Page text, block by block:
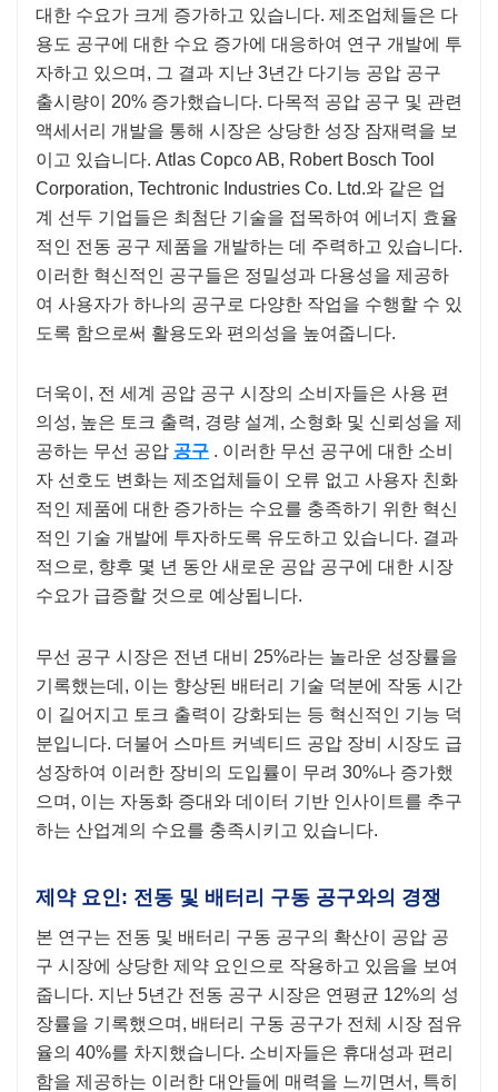
대한 수요가 크게 증가하고 있습니다. 제조업체들은 다
용도 공구에 대한 수요 증가에 대응하여 연구 개발에 투
자하고 있으며, 그 결과 지난 3년간 다기능 공압 공구
출시량이 20% 증가했습니다. 다목적 공압 공구 및 관련
액세서리 개발을 통해 시장은 상당한 성장 잠재력을 보
이고 있습니다. Atlas Copco AB, Robert Bosch Tool
Corporation, Techtronic Industries Co. Ltd.와 같은 업
계 선두 기업들은 최첨단 기술을 접목하여 에너지 효율
적인 전동 공구 제품을 개발하는 데 주력하고 있습니다.
이러한 혁신적인 공구들은 정밀성과 다용성을 제공하
여 사용자가 하나의 공구로 다양한 작업을 수행할 수 있
도록 함으로써 활용도와 편의성을 높여줍니다.
더욱이, 전 세계 공압 공구 시장의 소비자들은 사용 편
의성, 높은 토크 출력, 경량 설계, 소형화 및 신뢰성을 제
공하는 무선 공압 공구 . 이러한 무선 공구에 대한 소비
자 선호도 변화는 제조업체들이 오류 없고 사용자 친화
적인 제품에 대한 증가하는 수요를 충족하기 위한 혁신
적인 기술 개발에 투자하도록 유도하고 있습니다. 결과
적으로, 향후 몇 년 동안 새로운 공압 공구에 대한 시장
수요가 급증할 것으로 예상됩니다.
무선 공구 시장은 전년 대비 25%라는 놀라운 성장률을
기록했는데, 이는 향상된 배터리 기술 덕분에 작동 시간
이 길어지고 토크 출력이 강화되는 등 혁신적인 기능 덕
분입니다. 더불어 스마트 커넥티드 공압 장비 시장도 급
성장하여 이러한 장비의 도입률이 무려 30%나 증가했
으며, 이는 자동화 증대와 데이터 기반 인사이트를 추구
하는 산업계의 수요를 충족시키고 있습니다.
제약 요인: 전동 및 배터리 구동 공구와의 경쟁
본 연구는 전동 및 배터리 구동 공구의 확산이 공압 공
구 시장에 상당한 제약 요인으로 작용하고 있음을 보여
줍니다. 지난 5년간 전동 공구 시장은 연평균 12%의 성
장률을 기록했으며, 배터리 구동 공구가 전체 시장 점유
율의 40%를 차지했습니다. 소비자들은 휴대성과 편리
함을 제공하는 이러한 대안들에 매력을 느끼면서, 특히